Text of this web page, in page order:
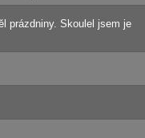
prázdniny. Skoulel jsem je